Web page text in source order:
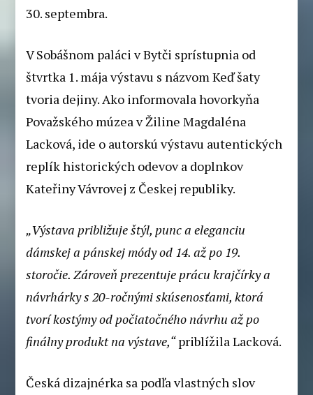
30. septembra.
V Sobášnom paláci v Bytči sprístupnia od
štvrtka 1. mája výstavu s názvom Keď šaty
tvoria dejiny. Ako informovala hovorkyňa
Považského múzea v Žiline Magdaléna
Lacková, ide o autorskú výstavu autentických
replík historických odevov a doplnkov
Kateřiny Vávrovej z Českej republiky.
„Výstava približuje štýl, punc a eleganciu
dámskej a pánskej módy od 14. až po 19.
storočie. Zároveň prezentuje prácu krajčírky a
návrhárky s 20-ročnými skúsenosťami, ktorá
tvorí kostýmy od počiatočného návrhu až po
finálny produkt na výstave,“priblížila Lacková.
Česká dizajnérka sa podľa vlastných slov